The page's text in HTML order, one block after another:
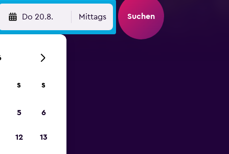
Do 20.8. Mittags Suchen
S S
5 6
12 13